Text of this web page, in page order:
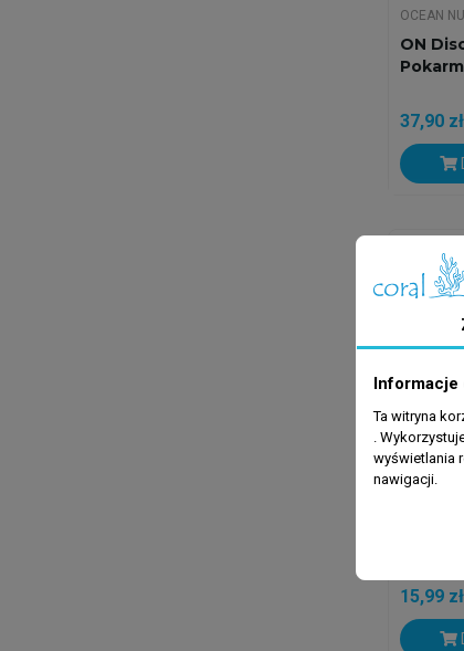
OCEAN
ON
37,90 zł
Wysyłka
HIKARI
Hikari
15,99 zł
Informacje
Ta witryna
.
wyświetlania
nawigacji.